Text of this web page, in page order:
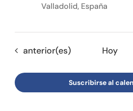
Valladolid, España
Eventos
anterior(es) Hoy
Suscribirse al